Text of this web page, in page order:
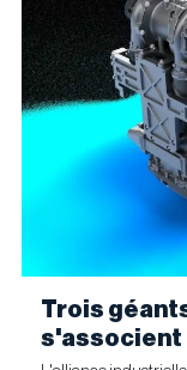
Trois
s'associent